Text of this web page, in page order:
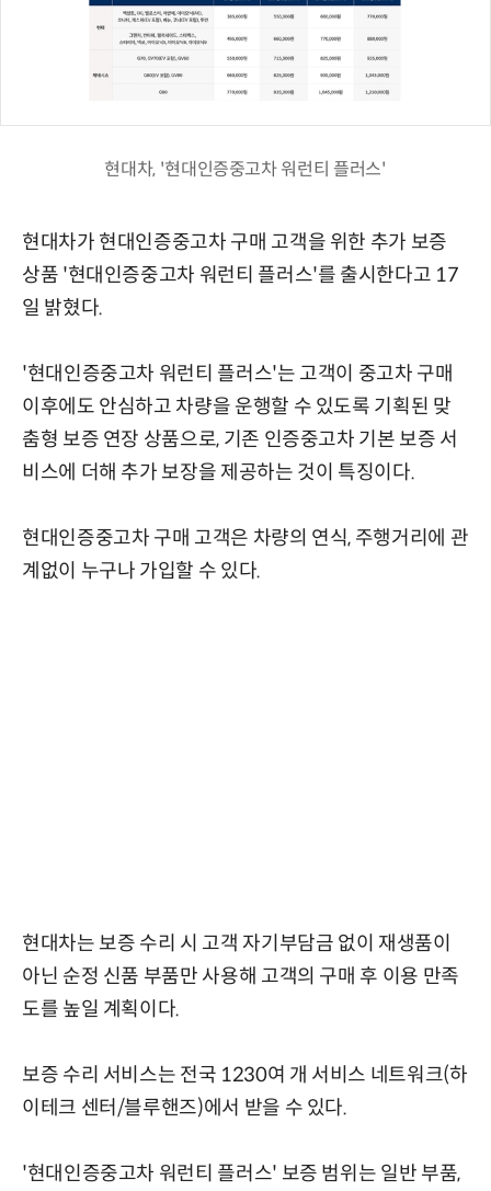
현대차, '현대인증중고차 워런티 플러스'
현대차가 현대인증중고차 구매 고객을 위한 추가 보증
상품 '현대인증중고차 워런티 플러스'를 출시한다고 17
일 밝혔다.
'현대인증중고차 워런티 플러스'는 고객이 중고차 구매
이후에도 안심하고 차량을 운행할 수 있도록 기획된 맞
춤형 보증 연장 상품으로, 기존 인증중고차 기본 보증 서
비스에 더해 추가 보장을 제공하는 것이 특징이다.
현대인증중고차 구매 고객은 차량의 연식, 주행거리에 관
계없이 누구나 가입할 수 있다.
현대차는 보증 수리 시 고객 자기부담금 없이 재생품이
아닌 순정 신품 부품만 사용해 고객의 구매 후 이용 만족
도를 높일 계획이다.
보증 수리 서비스는 전국 1230여 개 서비스 네트워크(하
이테크 센터/블루핸즈)에서 받을 수 있다.
'현대인증중고차 워런티 플러스' 보증 범위는 일반 부품,